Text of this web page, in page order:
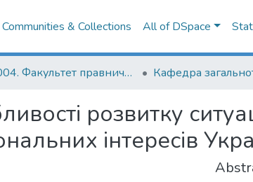
Communities & Collections All of DSpace
004. Факультет правничих наук
розвитку
інтересів